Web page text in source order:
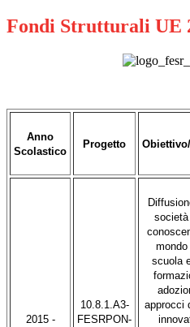
Fondi Strutturali UE
Anno
Scolastico
Progetto
2015 -
10.8.1.A3-
FESRPON-
mondo
scuola
approcci